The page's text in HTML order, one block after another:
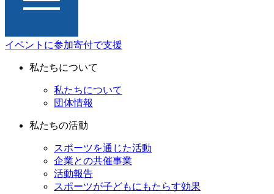
イベントに参加寄付で支援
私たちについて
私たちについて
団体情報
私たちの活動
スポーツを通じた活動
企業との共催事業
活動報告
スポーツが子どもにもたらす効果